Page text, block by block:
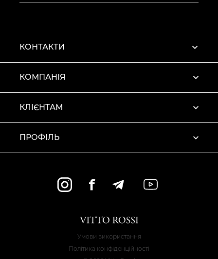
КОНТАКТИ
КОМПАНІЯ
КЛІЄНТАМ
ПРОФІЛЬ
Умови використання
Політика конфіденційності